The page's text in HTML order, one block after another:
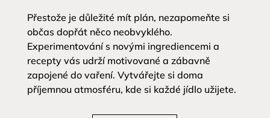
Přestože je důležité mít plán, nezapomeňte si
občas dopřát něco neobvyklého.
Experimentování s novými ingrediencemi a
recepty vás udrží motivované a zábavně
zapojené do vaření. Vytvářejte si doma
příjemnou atmosféru, kde si každé jídlo užijete.